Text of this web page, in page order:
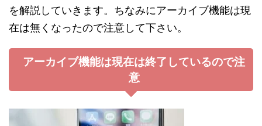
を解説していきます。ちなみにアーカイブ機能は現
在は無くなったので注意して下さい。
アーカイブ機能は現在は終了しているので注
意